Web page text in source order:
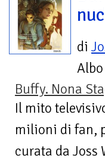
di
Albo
Buffy. Nona
Il mito
milioni di fan,
curata da Joss